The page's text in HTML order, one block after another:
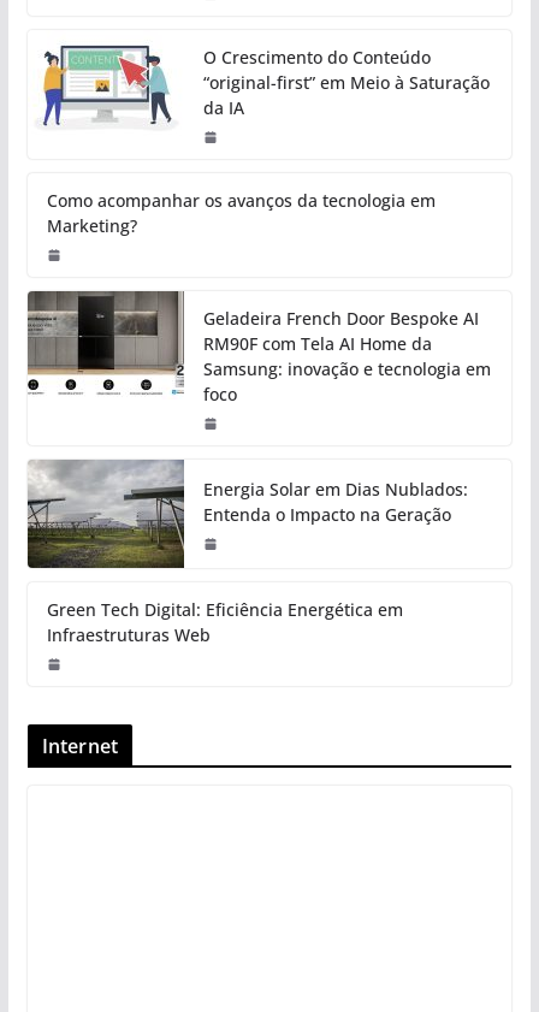
O Crescimento do Conteúdo
“original-first” em Meio à Saturação
da IA
Como acompanhar os avanços da tecnologia em
Marketing?
Geladeira French Door Bespoke AI
RM90F com Tela AI Home da
Samsung: inovação e tecnologia em
foco
Energia Solar em Dias Nublados:
Entenda o Impacto na Geração
Green Tech Digital: Eficiência Energética em
Infraestruturas Web
Internet